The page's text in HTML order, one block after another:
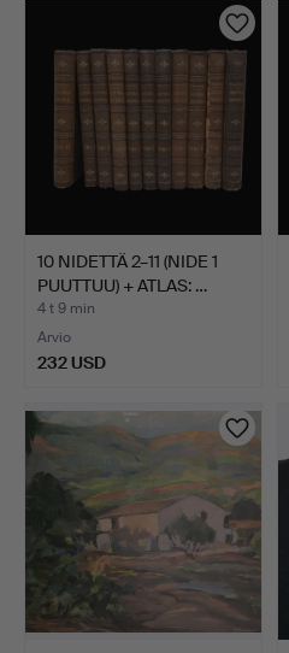
10 NIDETTÄ 2–11 (NIDE 1
PUUTTUU) + ATLAS: …
4 t 9 min
Arvio
232 USD